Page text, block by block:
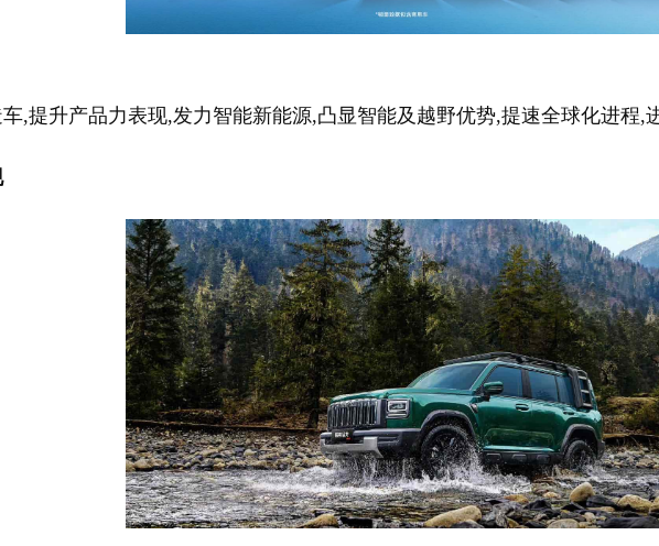
升产品力表现,发力智能新能源,凸显智能及越野优势,提速全球化进程,